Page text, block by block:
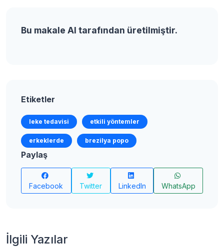
Bu makale AI tarafından üretilmiştir.
Etiketler
leke tedavisi etkili yöntemler
erkeklerde brezilya popo
Paylaş
Facebook Twitter LinkedIn WhatsApp
İlgili Yazılar